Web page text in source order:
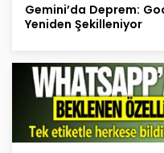
Gemini’da Deprem:
Yeniden Şekilleniyor